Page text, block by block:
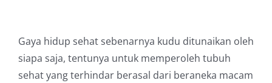
Gaya hidup sehat sebenarnya kudu ditunaikan oleh
siapa saja, tentunya untuk memperoleh tubuh
sehat yang terhindar berasal dari beraneka macam